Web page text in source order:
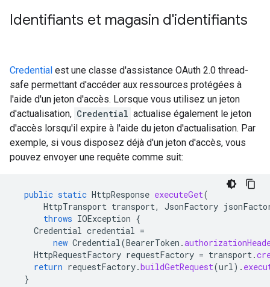
Identifiants et magasin d'identifiants
Credential est une classe d'assistance OAuth 2.0 thread-
safe permettant d'accéder aux ressources protégées à
l'aide d'un jeton d'accès. Lorsque vous utilisez un jeton
d'actualisation, Credential actualise également le jeton
d'accès lorsqu'il expire à l'aide du jeton d'actualisation. Par
exemple, si vous disposez déjà d'un jeton d'accès, vous
pouvez envoyer une requête comme suit:
public static HttpResponse executeGet(
HttpTransport transport, JsonFactory
throws IOException {
Credential credential =
new Credential(BearerToken .
HttpRequestFactory requestFactory = transport.
return requestFactory.buildGetRequest(url).
}